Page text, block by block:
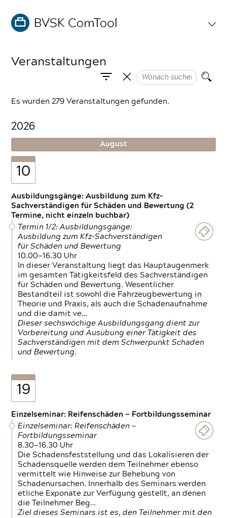
Veranstaltungen
Es wurden 279 Veranstaltungen gefunden.
2026
August
10
Ausbildungsgänge: Ausbildung zum Kfz-
Sachverständigen für Schäden und Bewertung (2
Termine, nicht einzeln buchbar)
Termin 1/2: Ausbildungsgänge:
Ausbildung zum Kfz-Sachverständigen
für Schäden und Bewertung
10.00—16.30 Uhr
In dieser Veranstaltung liegt das Hauptaugenmerk
im gesamten Tätigkeitsfeld des Sachverständigen
für Schäden und Bewertung. Wesentlicher
Bestandteil ist sowohl die Fahrzeugbewertung in
Theorie und Praxis, als auch die Schadenaufnahme
und die damit ve…
Dieser sechswöchige Ausbildungsgang dient zur
Vorbereitung und Ausübung einer Tätigkeit des
Sachverständigen mit dem Schwerpunkt Schaden
und Bewertung.
19
Einzelseminar: Reifenschäden — Fortbildungsseminar
Einzelseminar: Reifenschäden —
Fortbildungsseminar
8.30—16.30 Uhr
Die Schadensfeststellung und das Lokalisieren der
Schadensquelle werden dem Teilnehmer ebenso
vermittelt wie Hinweise zur Behebung von
Schadenursachen. Innerhalb des Seminars werden
etliche Exponate zur Verfügung gestellt, an denen
die Teilnehmer Beg…
Ziel dieses Seminars ist es, den Teilnehmer mit den